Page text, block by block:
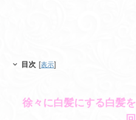
目次 [表示]
徐々に白髪にする白髪